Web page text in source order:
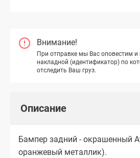
Внимание!
При отправке мы Вас оповестим
накладной (идентификатор) по
отследить Ваш груз.
Описание
Бампер задний - окрашенный
оранжевый металлик).